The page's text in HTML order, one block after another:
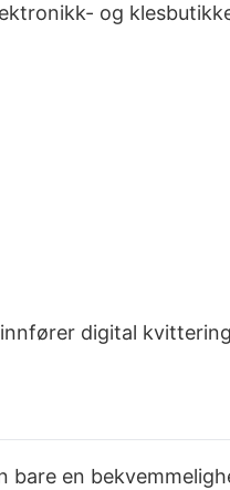
og
digital
bare en